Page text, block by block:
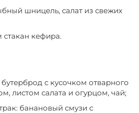
шницель, салат из свежих
стакан кефира.
бутерброд с кусочком отварного
листом салата и огурцом, чай;
банановый смузи с